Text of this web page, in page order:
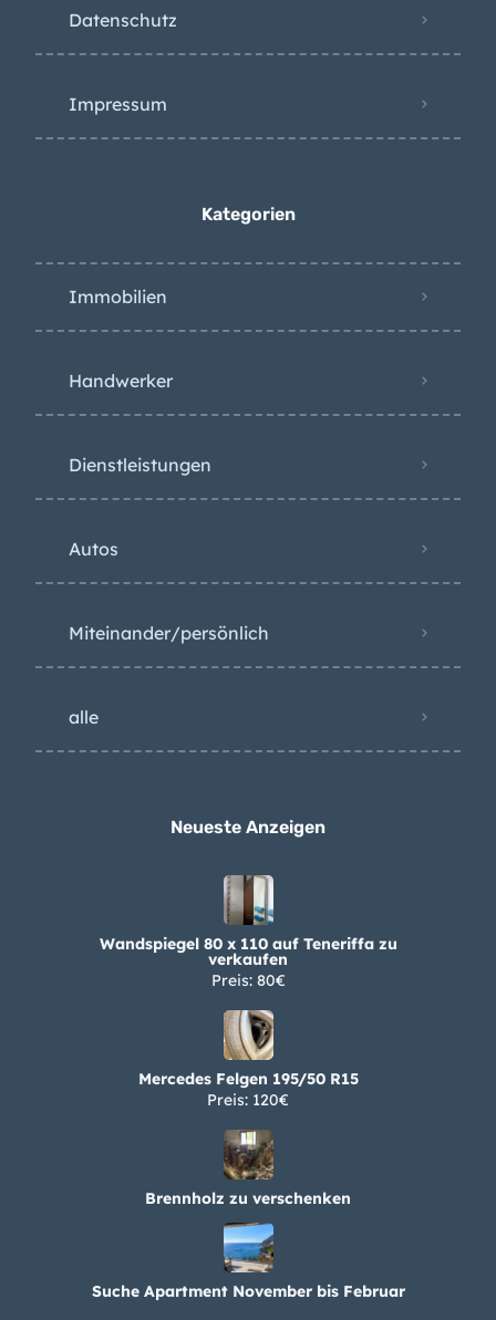
Datenschutz
Impressum
Kategorien
Immobilien
Handwerker
Dienstleistungen
Autos
Miteinander/persönlich
alle
Neueste Anzeigen
Wandspiegel 80 x 110 auf Teneriffa zu
verkaufen
Preis: 80€
Mercedes Felgen 195/50 R15
Preis: 120€
Brennholz zu verschenken
Suche Apartment November bis Februar